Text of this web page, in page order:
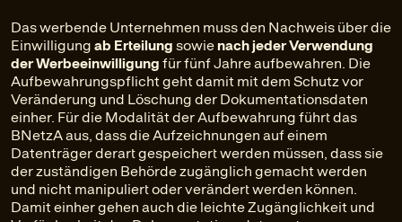
Das werbende Unternehmen muss den Nachweis über die
Einwilligung ab Erteilung sowienach jederVerwendung
der Werbeeinwilligung für fünf Jahre aufbewahren. Die
Aufbewahrungspflicht geht damit mit dem Schutz vor
Veränderung und Löschung der Dokumentationsdaten
einher. Für die Modalität der Aufbewahrung führt das
BNetzA aus, dass die Aufzeichnungen auf einem
Datenträger derart gespeichert werden müssen, dass sie
der zuständigen Behörde zugänglich gemacht werden
und nicht manipuliert oder verändert werden können.
Damit einher gehen auch die leichte Zugänglichkeit und